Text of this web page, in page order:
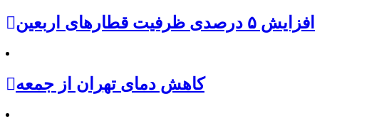
افزایش ۵ درصدی ظرفیت قطارهای اربعین
کاهش دمای تهران از جمعه